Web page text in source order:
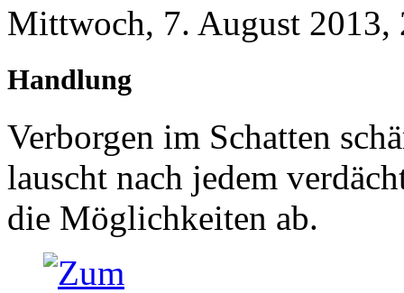
Mittwoch, 7. August 2013,
Handlung
Verborgen im Schatten
lauscht nach jedem
die Möglichkeiten ab.